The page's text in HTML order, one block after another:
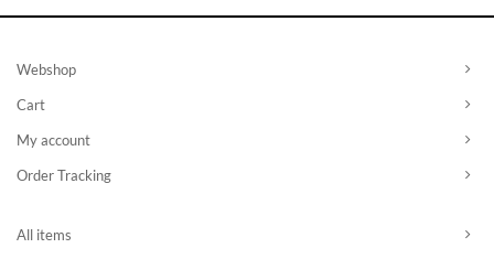
Webshop
Cart
My account
Order Tracking
All items